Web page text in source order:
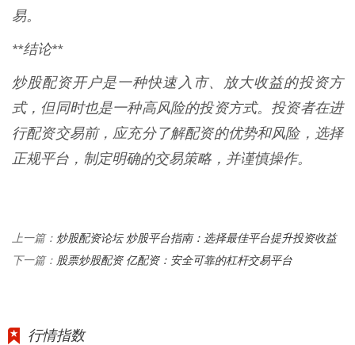
易。
**结论**
炒股配资开户是一种快速入市、放大收益的投资方
式，但同时也是一种高风险的投资方式。投资者在进
行配资交易前，应充分了解配资的优势和风险，选择
正规平台，制定明确的交易策略，并谨慎操作。
上一篇： 炒股配资论坛 炒股平台指南：选择最佳平台提升投资收益
下一篇： 股票炒股配资 亿配资：安全可靠的杠杆交易平台
行情指数